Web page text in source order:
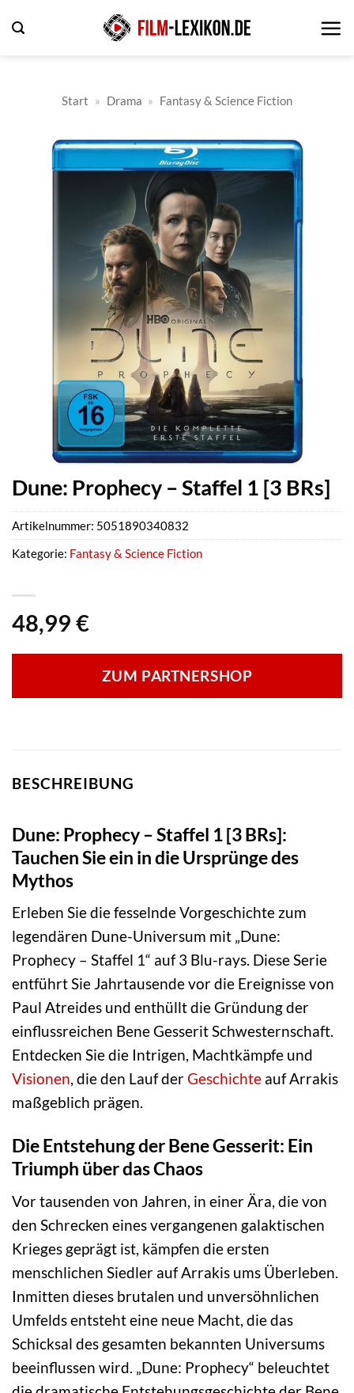
Inhalt
Start » Drama » Fantasy & Science Fiction
Dune: Prophecy – Staffel 1 [3 BRs]
48,99 €
ZUM PARTNERSHOP
Artikelnummer: 5051890340832
Kategorie: Fantasy & Science Fiction
BESCHREIBUNG
Dune: Prophecy – Staffel 1 [3 BRs]:
Tauchen Sie ein in die Ursprünge des
Mythos
Erleben Sie die fesselnde Vorgeschichte zum
legendären Dune-Universum mit „Dune:
Prophecy – Staffel 1“ auf 3 Blu-rays. Diese Serie
entführt Sie Jahrtausende vor die Ereignisse von
Paul Atreides und enthüllt die Gründung der
einflussreichen Bene Gesserit Schwesternschaft.
Entdecken Sie die Intrigen, Machtkämpfe und
Visionen, die den Lauf derGeschichte auf Arrakis
maßgeblich prägen.
Die Entstehung der Bene Gesserit: Ein
Triumph über das Chaos
Vor tausenden von Jahren, in einer Ära, die von
den Schrecken eines vergangenen galaktischen
Krieges geprägt ist, kämpfen die ersten
menschlichen Siedler auf Arrakis ums Überleben.
Inmitten dieses brutalen und unversöhnlichen
Umfelds entsteht eine neue Macht, die das
Schicksal des gesamten bekannten Universums
beeinflussen wird. „Dune: Prophecy“ beleuchtet